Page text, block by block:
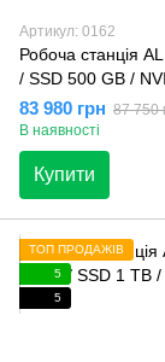
Артикул: 0162
Робоча станція
/ SSD 500 GB /
83 980 грн 87 750
В наявності
Купити
ТОП ПРОДАЖІВ
5
5